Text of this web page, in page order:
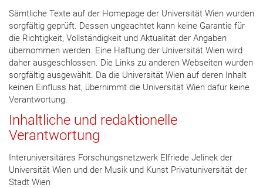
Sämtliche Texte auf der Homepage der Universität Wien wurden
sorgfältig geprüft. Dessen ungeachtet kann keine Garantie für
die Richtigkeit, Vollständigkeit und Aktualität der Angaben
übernommen werden. Eine Haftung der Universität Wien wird
daher ausgeschlossen. Die Links zu anderen Webseiten wurden
sorgfältig ausgewählt. Da die Universität Wien auf deren Inhalt
keinen Einfluss hat, übernimmt die Universität Wien dafür keine
Verantwortung.
Inhaltliche und redaktionelle
Verantwortung
Interuniversitäres Forschungsnetzwerk Elfriede Jelinek der
Universität Wien und der Musik und Kunst Privatuniversität der
Stadt Wien